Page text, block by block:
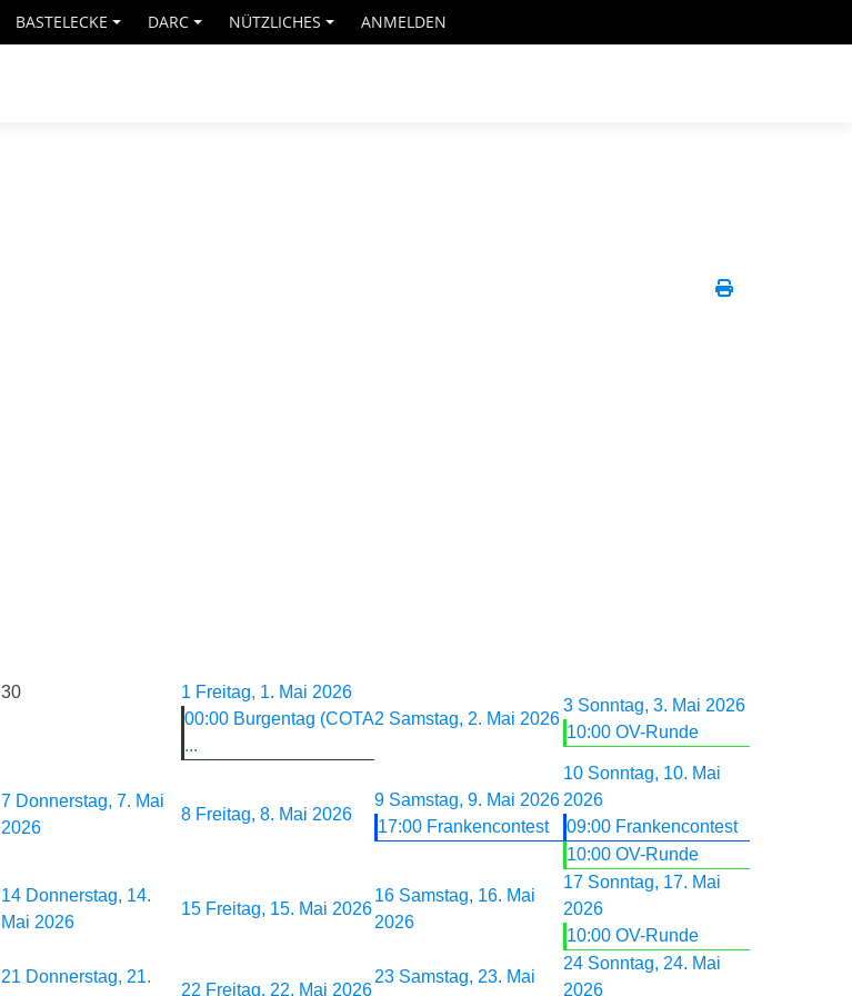
+
BASTELECKE
+
DARC
+
NÜTZLICHES ANMELDEN
30 1 Freitag, 1. Mai 2026
00:00 Burgentag (COTA
...
2 Samstag, 2. Mai 2026
3 Sonntag, 3. Mai 2026
10:00 OV-Runde
7 Donnerstag, 7. Mai
2026
8 Freitag, 8. Mai 2026
9 Samstag, 9. Mai 2026
17:00 Frankencontest
10 Sonntag, 10. Mai
2026
09:00 Frankencontest
10:00 OV-Runde
14 Donnerstag, 14.
Mai 2026
15 Freitag, 15. Mai 2026
16 Samstag, 16. Mai
2026
17 Sonntag, 17. Mai
2026
10:00 OV-Runde
21 Donnerstag, 21.
22 Freitag, 22. Mai 2026
23 Samstag, 23. Mai
24 Sonntag, 24. Mai
2026